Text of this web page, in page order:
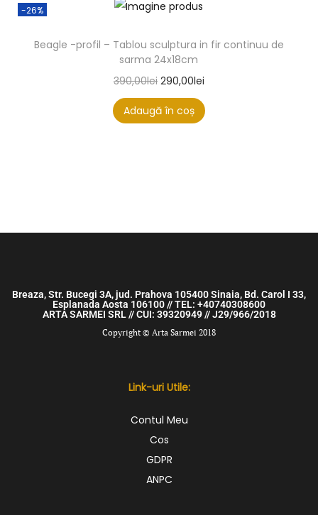
-26%
Beagle -profil – Tablou sculptura in fir continuu de
sarma 24x18cm
390,00lei 290,00lei
Adaugă în coș
Breaza, Str. Bucegi 3A, jud. Prahova 105400 Sinaia, Bd. Carol I 33,
Esplanada Aosta 106100 // TEL: +40740308600
ARTA SARMEI SRL // CUI: 39320949 // J29/966/2018
Copyright © Arta Sarmei 2018
Link-uri Utile:
Contul Meu
Cos
GDPR
ANPC